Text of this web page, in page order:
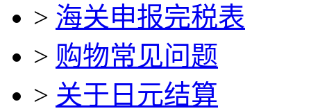
> 海关申报完税表
> 购物常见问题
> 关于日元结算